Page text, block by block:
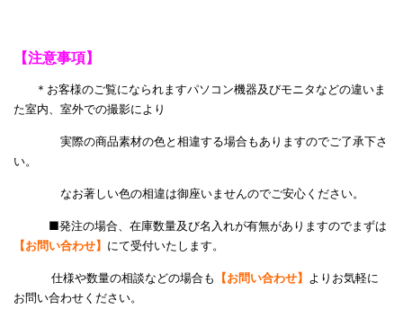
【注意事項】
＊お客様のご覧になられますパソコン機器及びモニタなどの違いま
た室内、室外での撮影により
実際の商品素材の色と相違する場合もありますのでご了承下さ
い。
なお著しい色の相違は御座いませんのでご安心ください。
■発注の場合、在庫数量及び名入れが有無がありますのでまずは
【お問い合わせ】 にて受付いたします。
仕様や数量の相談などの場合も 【お問い合わせ】
よりお気軽に
お問い合わせください。